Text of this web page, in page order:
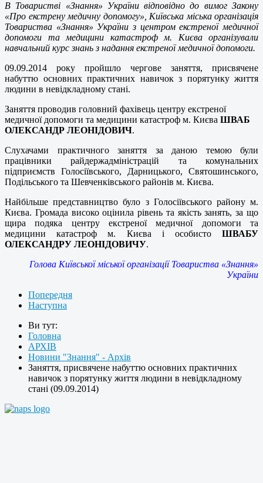
В Товаристві «Знання» України відповідно до вимог Закону
«Про екстрену медичну допомогу», Київська міська організація
Товариства «Знання» України з центром екстреної медичної
допомоги та медицини катастроф м. Києва організували
навчальний курс знань з надання екстреної медичної допомоги.
09.09.2014 року пройшло чергове заняття, присвячене
набуттю основних практичних навичок з порятунку життя
людини в невідкладному стані.
Заняття проводив головний фахівець центру екстреної
медичної допомоги та медицини катастроф м. Києва ШВАБ
ОЛЕКСАНДР ЛЕОНІДОВИЧ.
Слухачами практичного заняття за даною темою були
працівники райдержадміністрацій та комунальних
підприємств Голосіївського, Дарницького, Святошинського,
Подільського та Шевченківського районів м. Києва.
Найбільше представництво було з Голосіївського району м.
Києва. Громада високо оцінила рівень та якість занять, за що
щира подяка центру екстреної медичної допомоги та
медицини катастроф м. Києва і особисто ШВАБУ
ОЛЕКСАНДРУ ЛЕОНІДОВИЧУ.
Голова Київської міської організації Товариства «Знання»
України
Попередня
Наступна
Ви тут:
Головна
АРХІВ
Новини "Знання" - Архів
Заняття, присвячене набуттю основних практичних
навичок з порятунку життя людини в невідкладному
стані (09.09.2014)